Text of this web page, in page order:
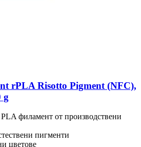
rPLA Risotto Pigment (NFC),
g
филамент от производствени
пигменти
цветове